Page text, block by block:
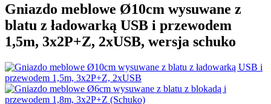
Gniazdo meblowe Ø10cm wysuwane z
blatu z ładowarką USB i przewodem
1,5m, 3x2P+Z, 2xUSB, wersja schuko